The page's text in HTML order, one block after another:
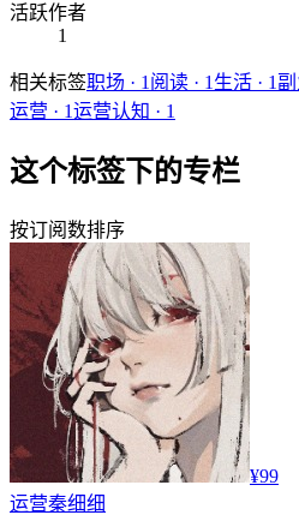
活跃作者
1
相关标签职场 · 1 阅读 · 1 生活 · 1
运营 · 1运营认知 · 1
这个标签下的专栏
按订阅数排序
¥99
运营秦细细